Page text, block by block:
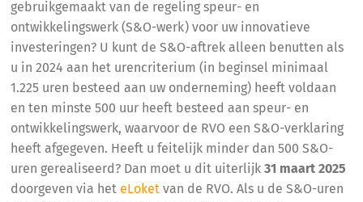
gebruikgemaakt van de regeling speur- en
ontwikkelingswerk (S&O-werk) voor uw innovatieve
investeringen? U kunt de S&O-aftrek alleen benutten als
u in 2024 aan het urencriterium (in beginsel minimaal
1.225 uren besteed aan uw onderneming) heeft voldaan
en ten minste 500 uur heeft besteed aan speur- en
ontwikkelingswerk, waarvoor de RVO een S&O-verklaring
heeft afgegeven. Heeft u feitelijk minder dan 500 S&O-
uren gerealiseerd? Dan moet u dit uiterlijk31 maart 2025
doorgeven via het eLoket van de RVO. Als u de S&O-uren